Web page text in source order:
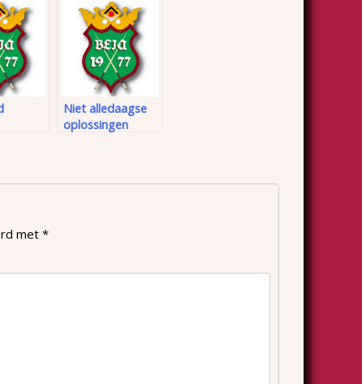
Niet alledaagse
oplossingen
met*